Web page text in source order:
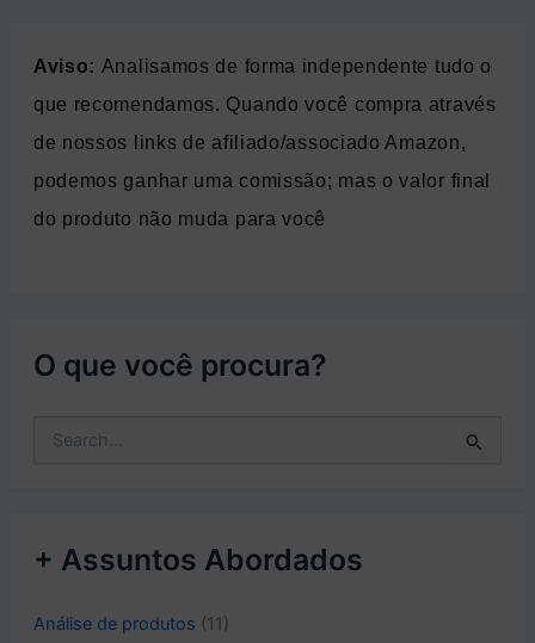
Aviso: Analisamos de forma independente tudo o
que recomendamos. Quando você compra através
de nossos links de afiliado/associado Amazon,
podemos ganhar uma comissão; mas o valor final
do produto não muda para você
O que você procura?
r
+ Assuntos Abordados
Análise de produtos (11)